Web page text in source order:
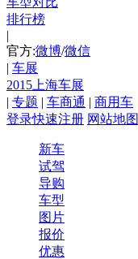
排行榜
|
官方:微博/微信
| 车展
2015上海车展
| 专题 | 车商通 | 商用车
登录快速注册 网站地图
新车
试驾
导购
车型
图片
报价
优惠